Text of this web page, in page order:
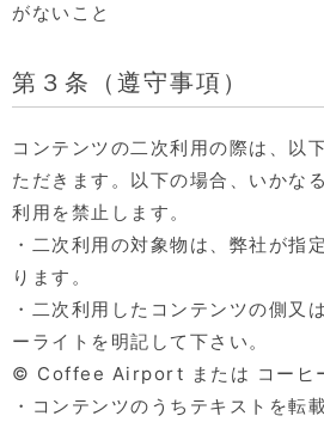
がないこと
第３条（遵守事項）
コンテンツの二次利用の際は、以
ただきます。以下の場合、いかな
利用を禁止します。
・二次利用の対象物は、弊社が指
ります。
・二次利用したコンテンツの側又
ーライトを明記して下さい。
© Coffee Airport または コーヒ
・コンテンツのうちテキストを転